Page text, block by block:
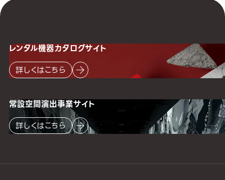
レンタル機器カタログサイト
詳しくはこちら
常設空間演出事業サイト
詳しくはこちら